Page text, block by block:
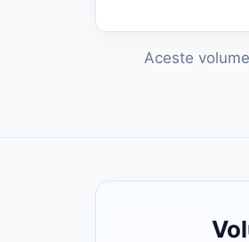
Aceste